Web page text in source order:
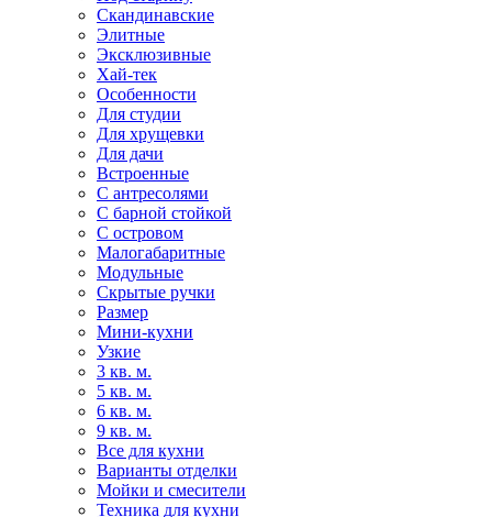
Скандинавские
Элитные
Эксклюзивные
Хай-тек
Особенности
Для студии
Для хрущевки
Для дачи
Встроенные
С антресолями
С барной стойкой
С островом
Малогабаритные
Модульные
Скрытые ручки
Размер
Мини-кухни
Узкие
3 кв. м.
5 кв. м.
6 кв. м.
9 кв. м.
Все для кухни
Варианты отделки
Мойки и смесители
Техника для кухни